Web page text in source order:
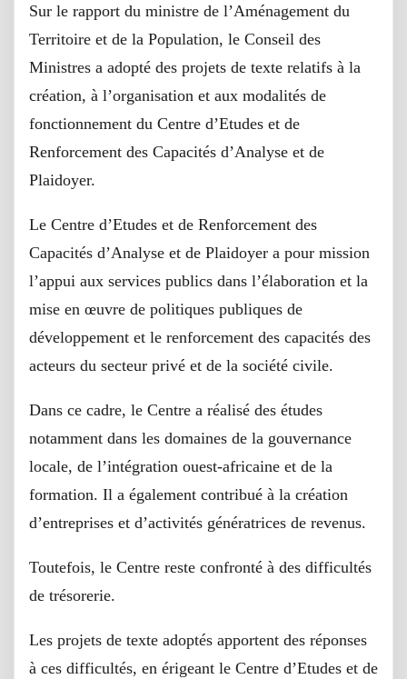
Sur le rapport du ministre de l’Aménagement du
Territoire et de la Population, le Conseil des
Ministres a adopté des projets de texte relatifs à la
création, à l’organisation et aux modalités de
fonctionnement du Centre d’Etudes et de
Renforcement des Capacités d’Analyse et de
Plaidoyer.
Le Centre d’Etudes et de Renforcement des
Capacités d’Analyse et de Plaidoyer a pour mission
l’appui aux services publics dans l’élaboration et la
mise en œuvre de politiques publiques de
développement et le renforcement des capacités des
acteurs du secteur privé et de la société civile.
Dans ce cadre, le Centre a réalisé des études
notamment dans les domaines de la gouvernance
locale, de l’intégration ouest-africaine et de la
formation. Il a également contribué à la création
d’entreprises et d’activités génératrices de revenus.
Toutefois, le Centre reste confronté à des difficultés
de trésorerie.
Les projets de texte adoptés apportent des réponses
à ces difficultés, en érigeant le Centre d’Etudes et de